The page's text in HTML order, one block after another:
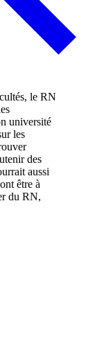
université
les
des
aussi
être à
du RN,